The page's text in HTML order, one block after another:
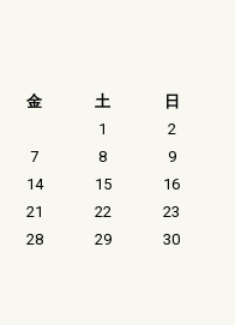
金 土
日
1
2
7 8
9
14 15
16
21 22
23
28 29
30